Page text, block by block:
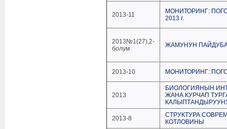
2013-11
МОНИТОРИНГ:
2013 г.
2013№1(27),2-
болум
ЖАМУНУН
2013-10 МОНИТОРИНГ:
2013
БИОЛОГИЯНЫН
ЖАНА КУРЧАП
2013-8
СТРУКТУРА
КОТЛОВИНЫ